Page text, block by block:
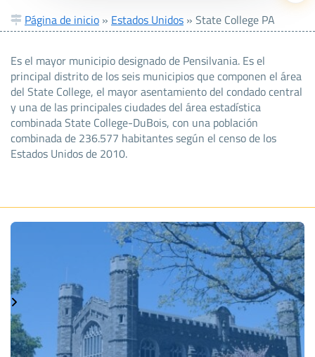
Página de inicio » Estados Unidos » State College PA
Es el mayor municipio designado de Pensilvania. Es el
principal distrito de los seis municipios que componen el área
del State College, el mayor asentamiento del condado central
y una de las principales ciudades del área estadística
combinada State College-DuBois, con una población
combinada de 236.577 habitantes según el censo de los
Estados Unidos de 2010.